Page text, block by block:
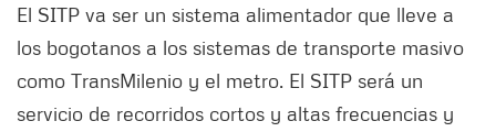
El SITP va ser un sistema alimentador que lleve a
los bogotanos a los sistemas de transporte masivo
como TransMilenio y el metro. El SITP será un
servicio de recorridos cortos y altas frecuencias y